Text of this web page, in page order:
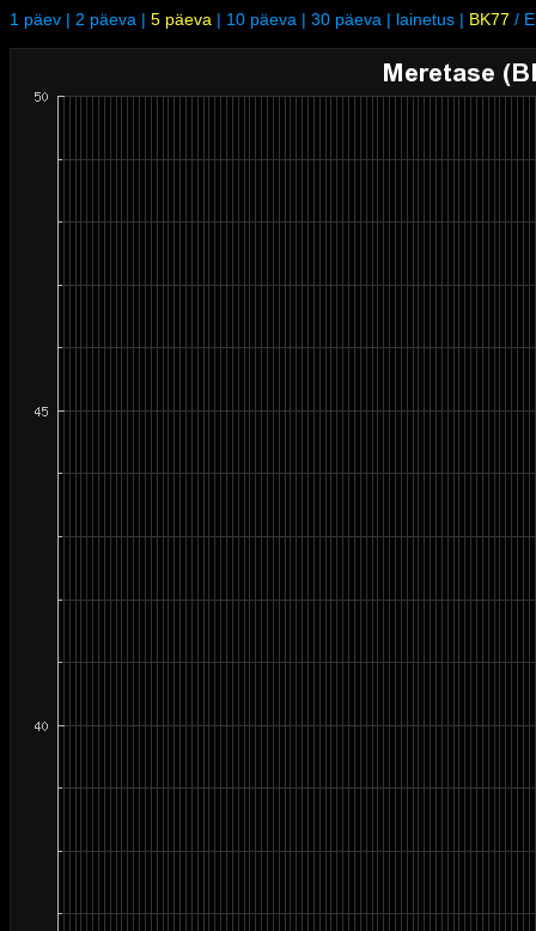
1 päev | 2 päeva | 5 päeva | 10 päeva | 30 päeva | lainetus | BK77 /